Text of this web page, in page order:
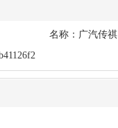
名称： 广汽传祺